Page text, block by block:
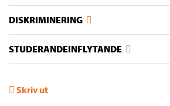
DISKRIMINERING
STUDERANDEINFLYTANDE
Skriv ut